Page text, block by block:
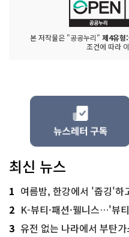
본 저작물은 "공공누리" 제4유형
조건에 따라
최신 뉴스
1 여름밤, 한강에서 '줍깅'하
2 K-뷰티·패션·웰니스…'뷰티
3 유전 없는 나라에서 부탄가